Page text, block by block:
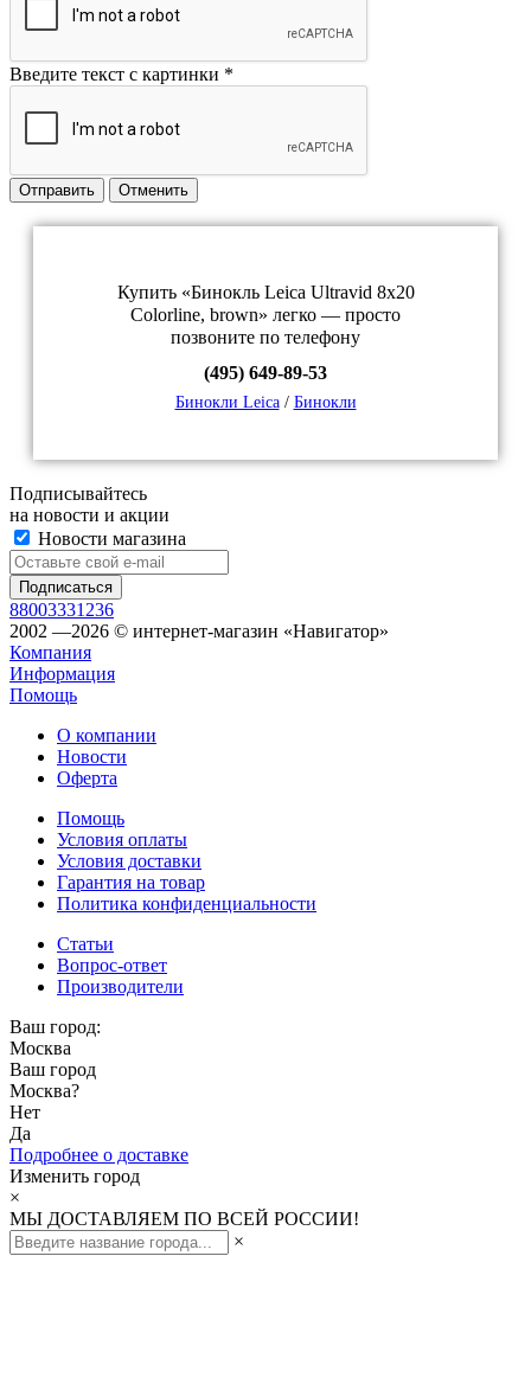
Введите текст с картинки *
Отправить Отменить
Купить «Бинокль Leica Ultravid 8x20
Colorline, brown» легко — просто
позвоните по телефону
(495) 649-89-53
Бинокли Leica/ Бинокли
Подписывайтесь
на новости и акции
Новости магазина
88003331236
2002 —2026 © интернет-магазин «Навигатор»
Компания
Информация
Помощь
О компании
Новости
Оферта
Помощь
Условия оплаты
Условия доставки
Гарантия на товар
Политика конфиденциальности
Статьи
Вопрос-ответ
Производители
Ваш город:
Москва
Ваш город
Москва?
Нет
Да
Подробнее о доставке
Изменить город
×
МЫ ДОСТАВЛЯЕМ ПО ВСЕЙ РОССИИ!
×